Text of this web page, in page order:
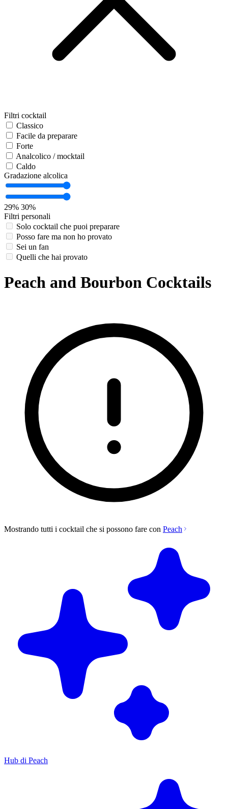
Filtri cocktail
Classico
Facile da preparare
Forte
Analcolico / mocktail
Caldo
Gradazione alcolica
29% 30%
Filtri personali
Solo cocktail che puoi preparare
Posso fare ma non ho provato
Sei un fan
Quelli che hai provato
Peach and Bourbon Cocktails
Mostrando tutti i cocktail che si possono fare con Peach
Hub di Peach